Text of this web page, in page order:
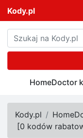
Kody.pl
HomeDoctor
Kody.pl
[0 kodów